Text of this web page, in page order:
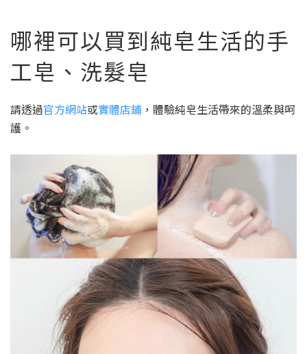
哪裡可以買到純皂生活的手
工皂、洗髮皂
請透過官方網站或實體店鋪 ，體驗純皂生活帶來的溫柔與呵
護。